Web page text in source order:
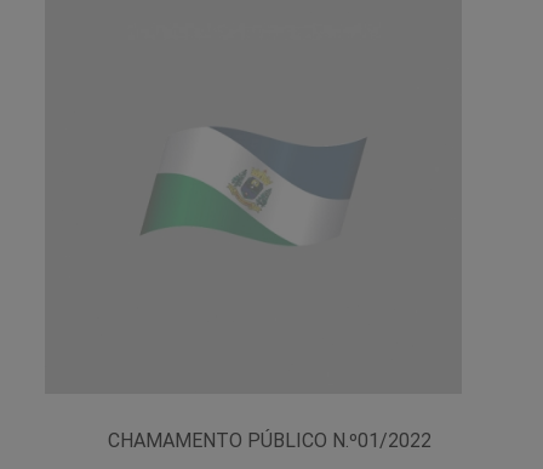
CHAMAMENTO PÚBLICO N.º01/2022